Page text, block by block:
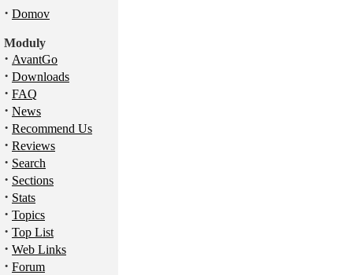
· Domov
Moduly
· AvantGo
· Downloads
· FAQ
· News
· Recommend Us
· Reviews
· Search
· Sections
· Stats
· Topics
· Top List
· Web Links
· Forum